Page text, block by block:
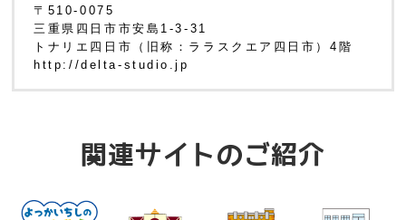
〒510-0075
三重県四日市市安島1-3-31
トナリエ四日市（旧称：ララスクエア四日市）4階
http://delta-studio.jp
関連サイトのご紹介